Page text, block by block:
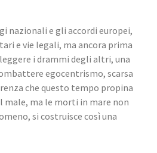
nazionali e gli accordi europei,
e vie legali, ma ancora prima
i drammi degli altri, una
egocentrismo, scarsa
che questo tempo propina
ma le morti in mare non
si costruisce così una